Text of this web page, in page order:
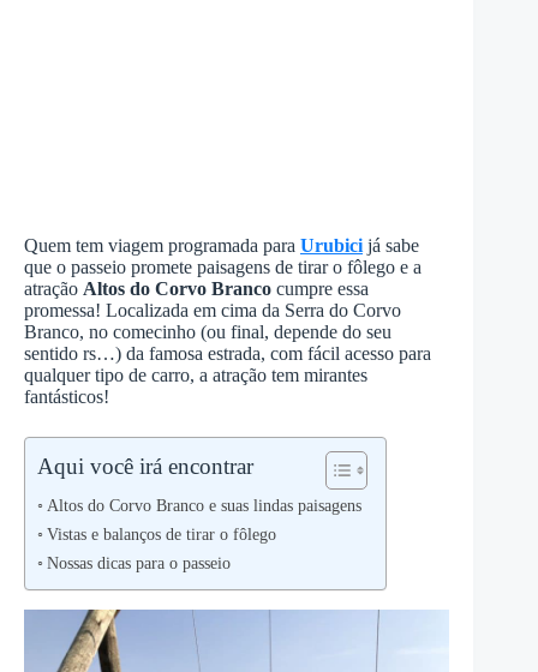
Quem tem viagem programada para Urubici já sabe
que o passeio promete paisagens de tirar o fôlego e a
atração Altos do Corvo Branco cumpre essa
promessa! Localizada em cima da Serra do Corvo
Branco, no comecinho (ou final, depende do seu
sentido rs…) da famosa estrada, com fácil acesso para
qualquer tipo de carro, a atração tem mirantes
fantásticos!
Aqui você irá encontrar
Altos do Corvo Branco e suas lindas paisagens
Vistas e balanços de tirar o fôlego
Nossas dicas para o passeio